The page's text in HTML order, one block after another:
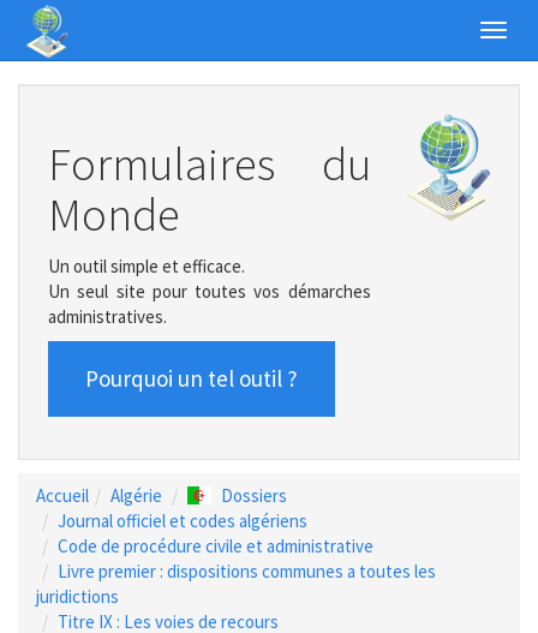
Formulaires du
Monde
Un outil simple et efficace.
Un seul site pour toutes vos démarches
administratives.
Pourquoi un tel outil ?
Accueil Algérie
Dossiers
Journal officiel et codes algériens
Code de procédure civile et administrative
Livre premier : dispositions communes a toutes les
juridictions
Titre IX : Les voies de recours